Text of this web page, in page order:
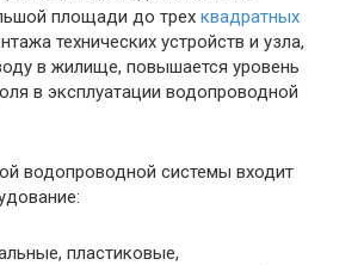
площади до трех квадратных
технических устройств и узла,
в жилище, повышается уровень
в эксплуатации водопроводной
водопроводной системы входит
пластиковые,